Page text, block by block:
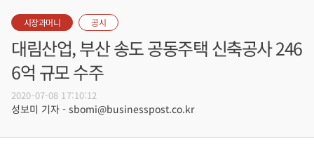
시장과머니 공시
대림산업, 부산 송도 공동주택 신축공사 246
6억 규모 수주
2020-07-08 17:10:12
성보미 기자 - sbomi@businesspost.co.kr